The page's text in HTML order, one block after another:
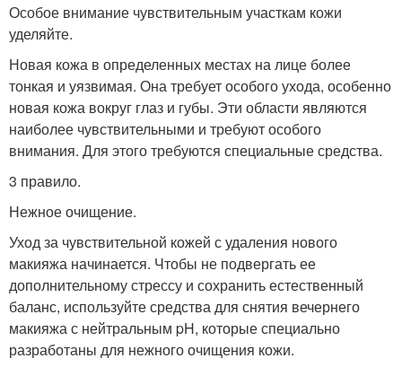
Особое внимание чувствительным участкам кожи
уделяйте.
Новая кожа в определенных местах на лице более
тонкая и уязвимая. Она требует особого ухода, особенно
новая кожа вокруг глаз и губы. Эти области являются
наиболее чувствительными и требуют особого
внимания. Для этого требуются специальные средства.
3 правило.
Нежное очищение.
Уход за чувствительной кожей с удаления нового
макияжа начинается. Чтобы не подвергать ее
дополнительному стрессу и сохранить естественный
баланс, используйте средства для снятия вечернего
макияжа с нейтральным pH, которые специально
разработаны для нежного очищения кожи.